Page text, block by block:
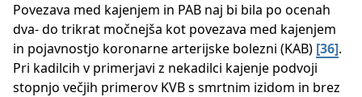
Povezava med kajenjem in PAB naj bi bila po ocenah
dva- do trikrat močnejša kot povezava med kajenjem
in pojavnostjo koronarne arterijske bolezni (KAB) ​​​ [36].
Pri kadilcih v primerjavi z nekadilci kajenje podvoji
stopnjo večjih primerov KVB s smrtnim izidom in brez